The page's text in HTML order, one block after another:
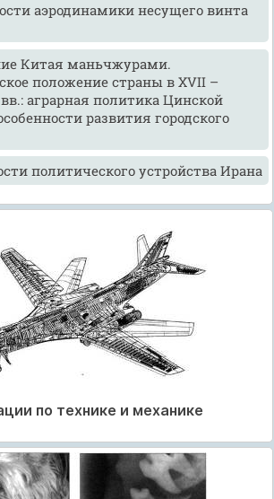
аэродинамики несущего винта
Китая маньчжурами.
положение страны в XVII –
аграрная политика Цинской
развития городского
политического устройства Ирана
по технике и механике